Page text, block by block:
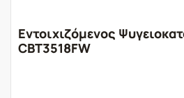
Εντοιχιζόμενος
CBT3518FW